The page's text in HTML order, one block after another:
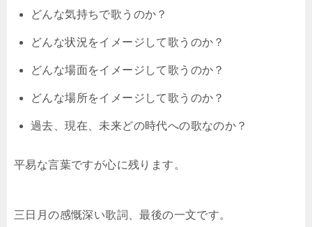
どんな気持ちで歌うのか？
どんな状況をイメージして歌うのか？
どんな場面をイメージして歌うのか？
どんな場所をイメージして歌うのか？
過去、現在、未来どの時代への歌なのか？
平易な言葉ですが心に残ります。
三日月の感慨深い歌詞、最後の一文です。